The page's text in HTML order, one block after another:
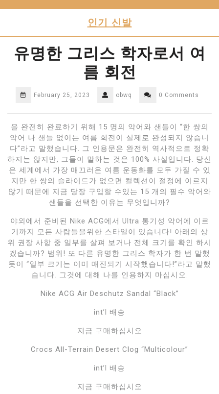
인기 신발
유명한 그리스 학자로서 여
름 회전
February 25, 2023 obwq 0 Comments
을 완전히 완료하기 위해 15 명의 악어와 샌들이 “한 쌍의
악어 나 샌들 없이는 여름 회전이 실제로 완성되지 않습니
다”라고 말했습니다. 그 인용문은 완전히 역사적으로 정확
하지는 않지만, 그들이 말하는 것은 100% 사실입니다. 당신
은 세계에서 가장 매끄러운 여름 운동화를 모두 가질 수 있
지만 한 쌍의 슬라이드가 없으면 컬렉션이 절정에 이르지
않기 때문에 지금 당장 구입할 수있는 15 개의 필수 악어와
샌들을 선택한 이유는 무엇입니까?
야외에서 준비된 Nike ACG에서 Ultra 통기성 악어에 이르
기까지 모든 사람들을위한 스타일이 있습니다! 아래의 상
위 권장 사항 중 일부를 살펴 보거나 전체 크기를 확인 하시
겠습니까? 범위! 또 다른 유명한 그리스 학자가 한 번 말했
듯이 “일부 크기는 이미 매진되기 시작했습니다!”라고 말했
습니다. 그것에 대해 나를 인용하지 마십시오.
Nike ACG Air Deschutz Sandal “Black”
int’l 배송
지금 구매하십시오
Crocs All-Terrain Desert Clog “Multicolour”
int’l 배송
지금 구매하십시오